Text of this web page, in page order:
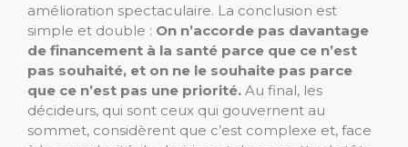
amélioration spectaculaire. La conclusion est
simple et double : On n’accorde pas davantage
de financement à la santé parce que ce n’est
pas souhaité, et on ne le souhaite pas parce
que ce n’est pas une priorité. Au final, les
décideurs, qui sont ceux qui gouvernent au
sommet, considèrent que c’est complexe et, face